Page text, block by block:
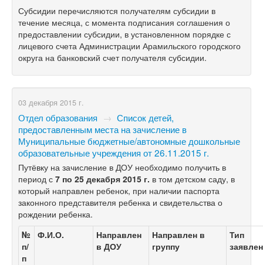
Субсидии перечисляются получателям субсидии в
течение месяца, с момента подписания соглашения о
предоставлении субсидии, в установленном порядке с
лицевого счета Администрации Арамильского городского
округа на банковский счет получателя субсидии.
03 декабря 2015 г.
Отдел образования → Список детей,
предоставленным места на зачисление в
Муниципальные бюджетные/автономные дошкольные
образовательные учреждения от 26.11.2015 г.
Путёвку на зачисление в ДОУ необходимо получить в
период с 7 по 25 декабря 2015 г. в том детском саду, в
который направлен ребенок, при наличии паспорта
законного представителя ребенка и свидетельства о
рождении ребенка.
№
п/
п
Ф.И.О.
Направлен
в ДОУ
Направлен в
группу
Тип